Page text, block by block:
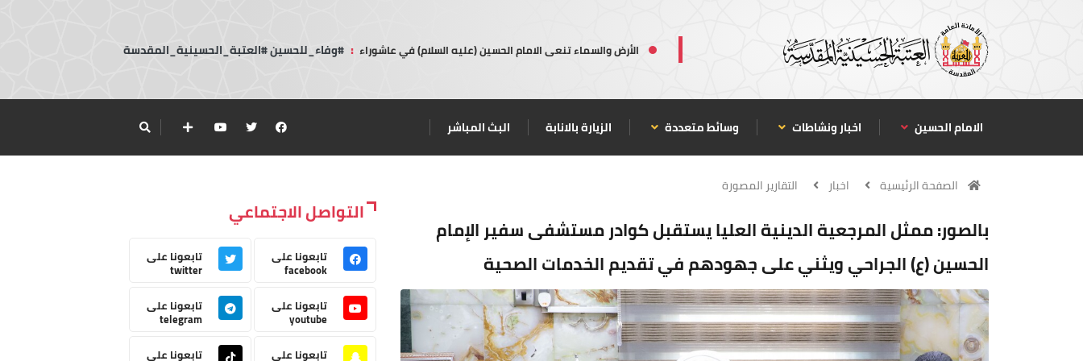
الأرض والسماء تنعى الامام الحسين (عليه السلام) في عاشوراء : #وفاء_للحسين #العتبة_الحسينية_المقدسة
الامام الحسين اخبار ونشاطات وسائط متعددة الزيارة بالانابة البث المباشر
الصفحة الرئيسية اخبار التقارير المصورة
بالصور: ممثل المرجعية الدينية العليا يستقبل كوادر مستشفى سفير الإمام
الحسين (ع) الجراحي ويثني على جهودهم في تقديم الخدمات الصحية
التواصل الاجتماعي
تابعونا على
facebook
تابعونا على
twitter
تابعونا على
youtube
تابعونا على
telegram
تابعونا على
تابعونا على